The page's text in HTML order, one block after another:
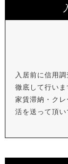
入居前に信用
徹底して行いま
家賃滞納・ク
活を送って頂い